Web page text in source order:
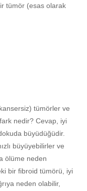
tümör (esas olarak
tümörler ve
nedir? Cevap, iyi
büyüdüğüdir.
büyüyebilirler ve
ölüme neden
bir fibroid tümörü, iyi
neden olabilir,